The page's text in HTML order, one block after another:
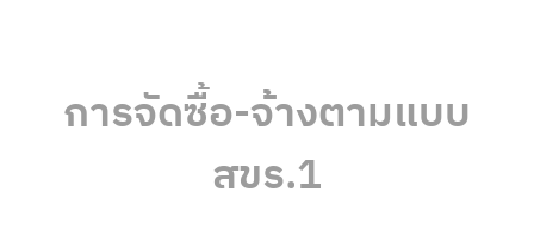
การจัดซื้อ-จ้างตามแบบ
สขร.1